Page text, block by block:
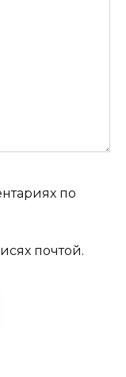
по
почтой.